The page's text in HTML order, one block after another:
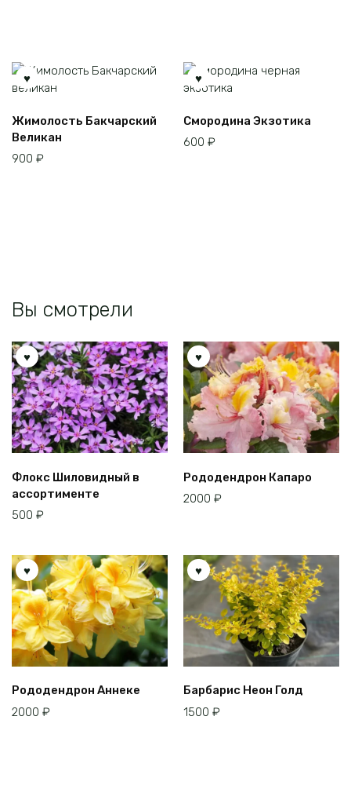
товара.
Жимолость Бакчарский
Великан
900 ₽
Смородина Экзотика
600 ₽
Вы смотрели
Флокс Шиловидный в
ассортименте
500 ₽
Рододендрон Капаро
2000 ₽
Рододендрон Аннеке
2000 ₽
Барбарис Неон Голд
1500 ₽